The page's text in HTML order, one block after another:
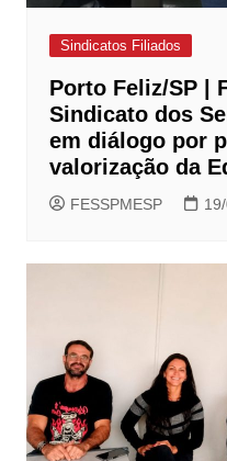
Sindicatos Filiados
Porto Feliz/SP |
Sindicato dos
em diálogo por
valorização da
FESSPMESP